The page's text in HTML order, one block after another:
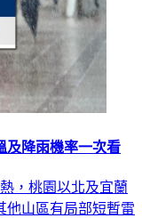
及降雨機率一次看
，桃園以北及宜蘭
他山區有局部短暫雷